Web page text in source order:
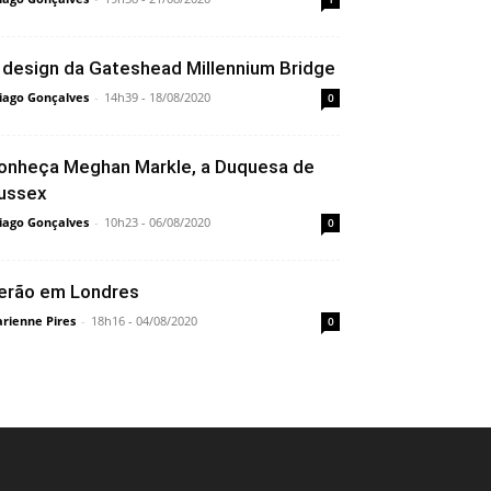
design da Gateshead Millennium Bridge
Gonçalves - 14h39 - 18/08/2020 0
Meghan Markle, a Duquesa de
Gonçalves - 10h23 - 06/08/2020 0
em Londres
Pires - 18h16 - 04/08/2020 0